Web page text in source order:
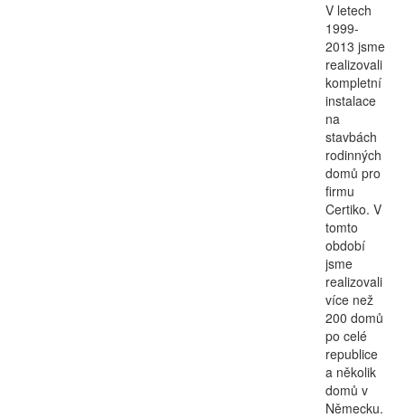
V letech
1999-
2013 jsme
realizovali
kompletní
instalace
na
stavbách
rodinných
domů pro
firmu
Certiko. V
tomto
období
jsme
realizovali
více než
200 domů
po celé
republice
a několik
domů v
Německu.